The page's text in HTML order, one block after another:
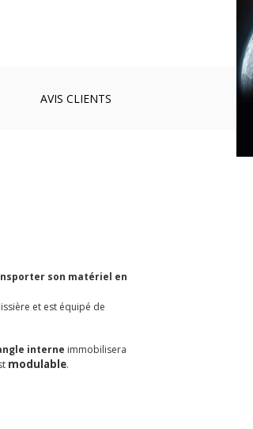
AVIS CLIENTS
son matériel en
et est équipé de
interne immobilisera
modulable.